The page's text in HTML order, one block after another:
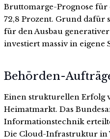
Bruttomarge-Prognose für
72,8 Prozent. Grund dafür
für den Ausbau
investiert massiv in eigene
Behörden-
Einen strukturellen Erfolg
Heimatmarkt. Das
Informationstechnik
Die Cloud-Infrastruktur in